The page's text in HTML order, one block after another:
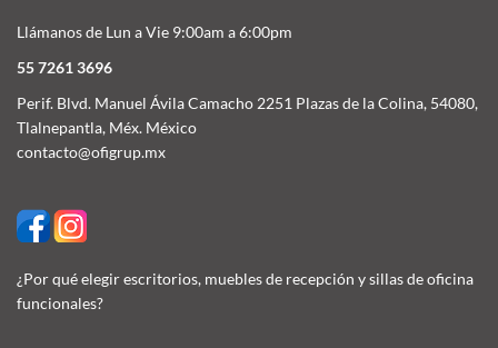
Llámanos de Lun a Vie 9:00am a 6:00pm
55 7261 3696
Perif. Blvd. Manuel Ávila Camacho 2251 Plazas de la Colina, 54080,
Tlalnepantla, Méx. México
contacto@ofigrup.mx
¿Por qué elegir escritorios, muebles de recepción y sillas de oficina
funcionales?